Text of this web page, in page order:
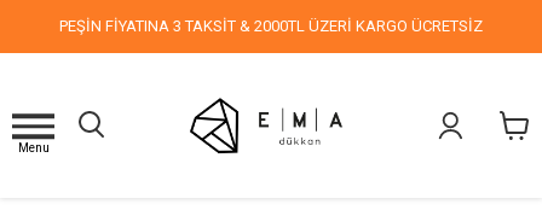
PEŞİN FİYATINA 3 TAKSİT & 2000TL ÜZERİ KARGO ÜCRETSİZ
Menu